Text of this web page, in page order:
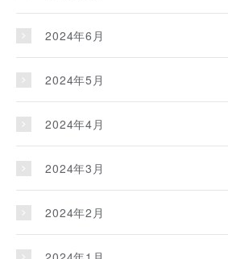
2024年6月
2024年5月
2024年4月
2024年3月
2024年2月